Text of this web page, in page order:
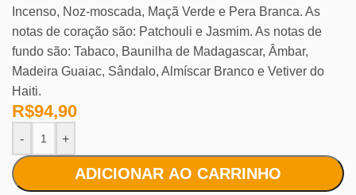
Incenso, Noz-moscada, Maçã Verde e Pera Branca. As
notas de coração são: Patchouli e Jasmim. As notas de
fundo são: Tabaco, Baunilha de Madagascar, Âmbar,
Madeira Guaiac, Sândalo, Almíscar Branco e Vetiver do
Haiti.
R$94,90
- +
ADICIONAR AO CARRINHO